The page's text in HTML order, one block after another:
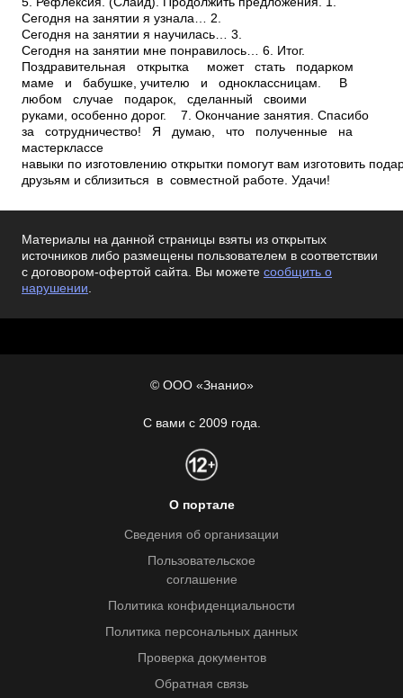
Сегодня на занятии я узнала… 2.
Сегодня на занятии я научилась… 3.
Сегодня на занятии мне понравилось… 6. Итог.
Поздравительная открытка может стать подарком
маме и бабушке, учителю и одноклассницам. В
любом случае подарок, сделанный своими
руками, особенно дорог. 7. Окончание занятия. Спасибо
за сотрудничество! Я думаю, что полученные на
мастер­классе
навыки по изготовлению открытки помогут вам изготовить
друзьям и сблизиться в совместной работе. Удачи!
Материалы на данной страницы взяты из открытых
источников либо размещены пользователем в соответствии
с договором-офертой сайта. Вы можете сообщить о
нарушении.
© ООО «Знанио»
С вами с 2009 года.
О портале
Сведения об организации
Пользовательское
соглашение
Политика конфиденциальности
Политика персональных данных
Проверка документов
Обратная связь